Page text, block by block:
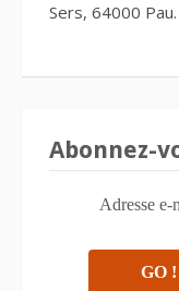
Sers, 64000 Pau.
Abonnez-